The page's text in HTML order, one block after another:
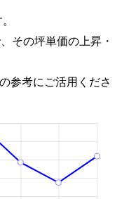
その坪単価の上昇・
参考にご活用くださ